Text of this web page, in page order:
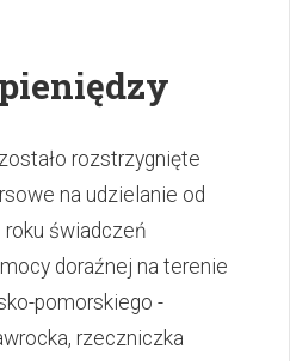
pieniędzy
rozstrzygnięte
na udzielanie od
świadczeń
doraźnej na terenie
pomorskiego -
rzeczniczka